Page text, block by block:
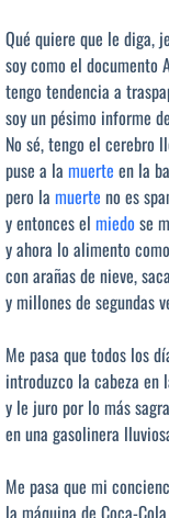
Qué quiere que le diga,
soy como el documento
tengo tendencia a
soy un pésimo informe
No sé, tengo el cerebro
puse a la muerte en la
pero la muerte no es
y entonces el miedo se
y ahora lo alimento
con arañas de nieve,
y millones de segundas
Me pasa que todos los
introduzco la cabeza en
y le juro por lo más
en una gasolinera
Me pasa que mi
la máquina de Coca-